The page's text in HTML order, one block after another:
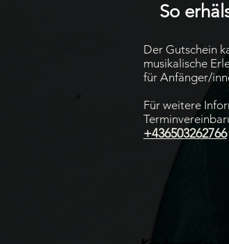
So
Der Gutschein
musikalische
für Anfänger/
Für weitere
+436503262766